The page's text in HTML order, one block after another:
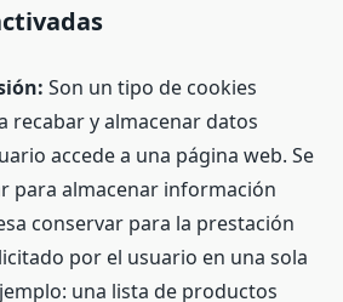
Son un tipo de cookies
recabar y almacenar datos
accede a una página web. Se
para almacenar información
conservar para la prestación
por el usuario en una sola
una lista de productos